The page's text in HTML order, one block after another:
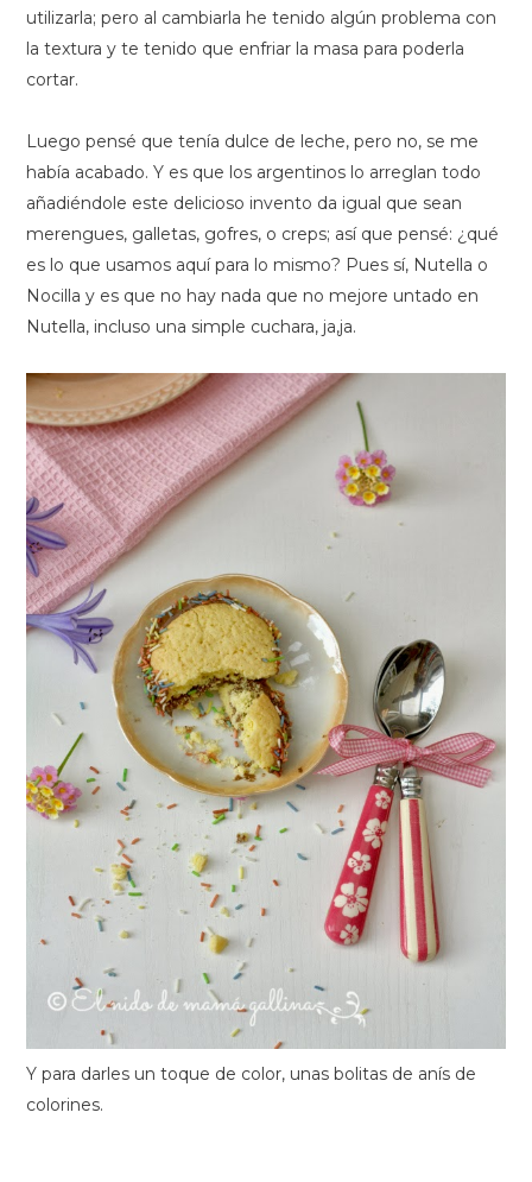
utilizarla; pero al cambiarla he tenido algún problema con
la textura y te tenido que enfriar la masa para poderla
cortar.
Luego pensé que tenía dulce de leche, pero no, se me
había acabado. Y es que los argentinos lo arreglan todo
añadiéndole este delicioso invento da igual que sean
merengues, galletas, gofres, o creps; así que pensé: ¿qué
es lo que usamos aquí para lo mismo? Pues sí, Nutella o
Nocilla y es que no hay nada que no mejore untado en
Nutella, incluso una simple cuchara, ja,ja.
Y para darles un toque de color, unas bolitas de anís de
colorines.